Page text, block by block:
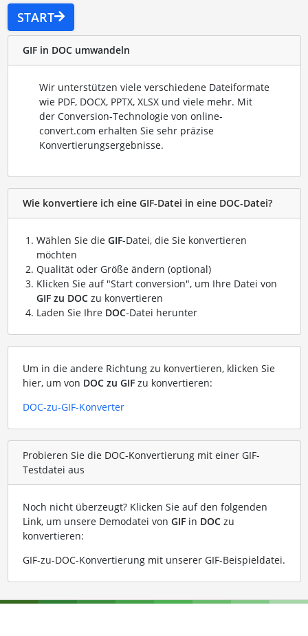
START
GIF in DOC umwandeln
Wir unterstützen viele verschiedene Dateiformate
wie PDF, DOCX, PPTX, XLSX und viele mehr. Mit
der Conversion-Technologie von online-
convert.com erhalten Sie sehr präzise
Konvertierungsergebnisse.
Wie konvertiere ich eine GIF-Datei in eine DOC-Datei?
Wählen Sie die GIF-Datei, die Sie konvertieren
möchten
Qualität oder Größe ändern (optional)
Klicken Sie auf "Start conversion", um Ihre Datei von
GIF zu DOCzu konvertieren
Laden Sie Ihre DOC-Datei herunter
Um in die andere Richtung zu konvertieren, klicken Sie
hier, um von DOC zu GIFzu konvertieren:
DOC-zu-GIF-Konverter
Probieren Sie die DOC-Konvertierung mit einer GIF-
Testdatei aus
Noch nicht überzeugt? Klicken Sie auf den folgenden
Link, um unsere Demodatei von GIFin DOCzu
konvertieren:
GIF-zu-DOC-Konvertierung mit unserer GIF-Beispieldatei.